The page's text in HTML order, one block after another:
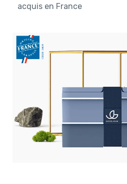
acquis en France